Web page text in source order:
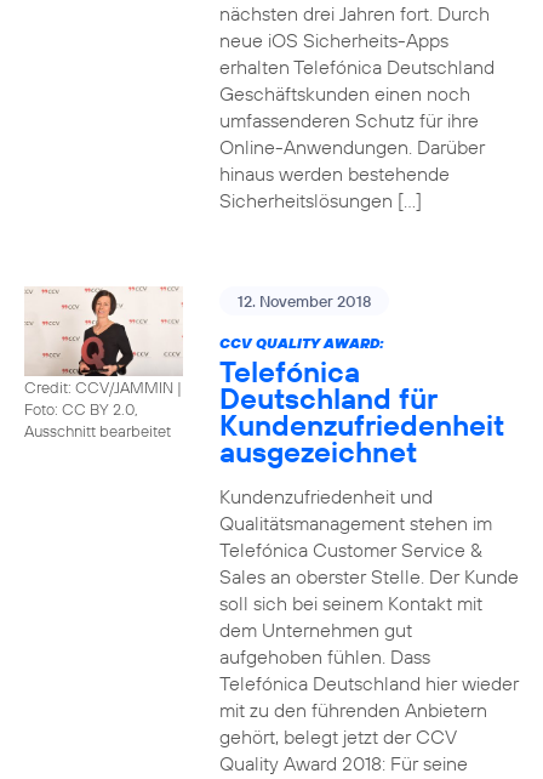
nächsten drei Jahren fort. Durch
neue iOS Sicherheits-Apps
erhalten Telefónica Deutschland
Geschäftskunden einen noch
umfassenderen Schutz für ihre
Online-Anwendungen. Darüber
hinaus werden bestehende
Sicherheitslösungen […]
Credit: CCV/JAMMIN |
Foto: CC BY 2.0,
Ausschnitt bearbeitet
12. November 2018
CCV QUALITY AWARD:
Telefónica
Deutschland für
Kundenzufriedenheit
ausgezeichnet
Kundenzufriedenheit und
Qualitätsmanagement stehen im
Telefónica Customer Service &
Sales an oberster Stelle. Der Kunde
soll sich bei seinem Kontakt mit
dem Unternehmen gut
aufgehoben fühlen. Dass
Telefónica Deutschland hier wieder
mit zu den führenden Anbietern
gehört, belegt jetzt der CCV
Quality Award 2018: Für seine